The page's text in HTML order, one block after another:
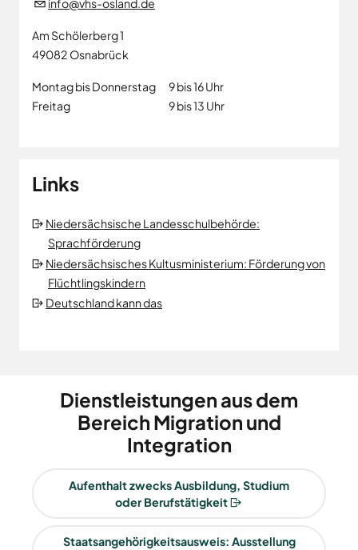
info@vhs-osland.de
Am Schölerberg 1
49082 Osnabrück
Montag bis Donnerstag
9 bis 16 Uhr
Freitag
9 bis 13 Uhr
Links
Niedersächsische Landesschulbehörde:
Sprachförderung
Niedersächsisches Kultusministerium: Förderung von
Flüchtlingskindern
Deutschland kann das
Dienstleistungen aus dem
Bereich Migration und
Integration
Aufenthalt zwecks Ausbildung, Studium
oder Berufstätigkeit
Staatsangehörigkeitsausweis: Ausstellung